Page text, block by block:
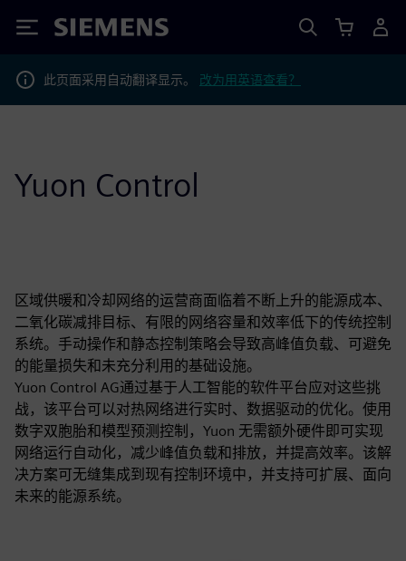
Siemens
此页面采用自动翻译显示。 改为用英语查看？
Yuon Control
区域供暖和冷却网络的运营商面临着不断上升的能源成本、
二氧化碳减排目标、有限的网络容量和效率低下的传统控制
系统。手动操作和静态控制策略会导致高峰值负载、可避免
的能量损失和未充分利用的基础设施。
Yuon Control AG通过基于人工智能的软件平台应对这些挑
战，该平台可以对热网络进行实时、数据驱动的优化。使用
数字双胞胎和模型预测控制，Yuon 无需额外硬件即可实现
网络运行自动化，减少峰值负载和排放，并提高效率。该解
决方案可无缝集成到现有控制环境中，并支持可扩展、面向
未来的能源系统。